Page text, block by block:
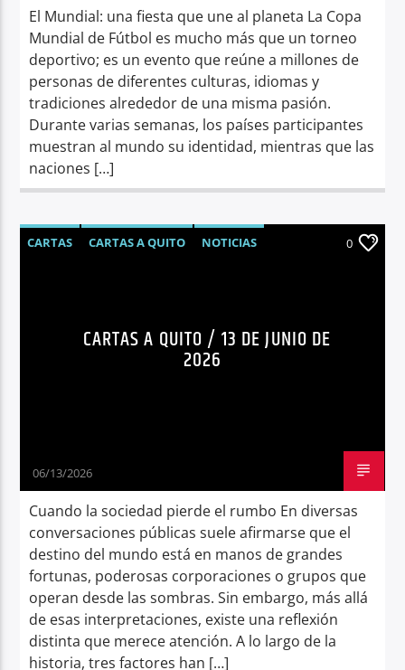
El Mundial: una fiesta que une al planeta La Copa
Mundial de Fútbol es mucho más que un torneo
deportivo; es un evento que reúne a millones de
personas de diferentes culturas, idiomas y
tradiciones alrededor de una misma pasión.
Durante varias semanas, los países participantes
muestran al mundo su identidad, mientras que las
naciones […]
CARTAS CARTAS A QUITO
NOTICIAS
0
CARTAS A QUITO / 13 DE JUNIO DE
2026
06/13/2026
Cuando la sociedad pierde el rumbo En diversas
conversaciones públicas suele afirmarse que el
destino del mundo está en manos de grandes
fortunas, poderosas corporaciones o grupos que
operan desde las sombras. Sin embargo, más allá
de esas interpretaciones, existe una reflexión
distinta que merece atención. A lo largo de la
historia, tres factores han […]